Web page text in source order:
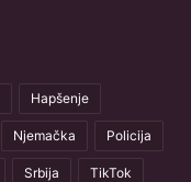
Hapšenje
Njemačka Policija
Srbija TikTok